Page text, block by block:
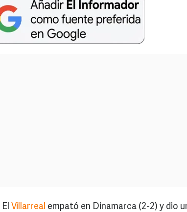
El Villarreal empató en Dinamarca (2-2) y dio